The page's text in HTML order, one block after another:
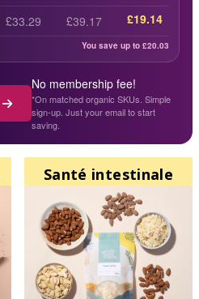
£33.29 £39.17 £19.14
You save up to £20.03
No membership fee!
*On matched organic SKUs. Simple
sign-up. Just your email to start
saving.
Santé intestinale